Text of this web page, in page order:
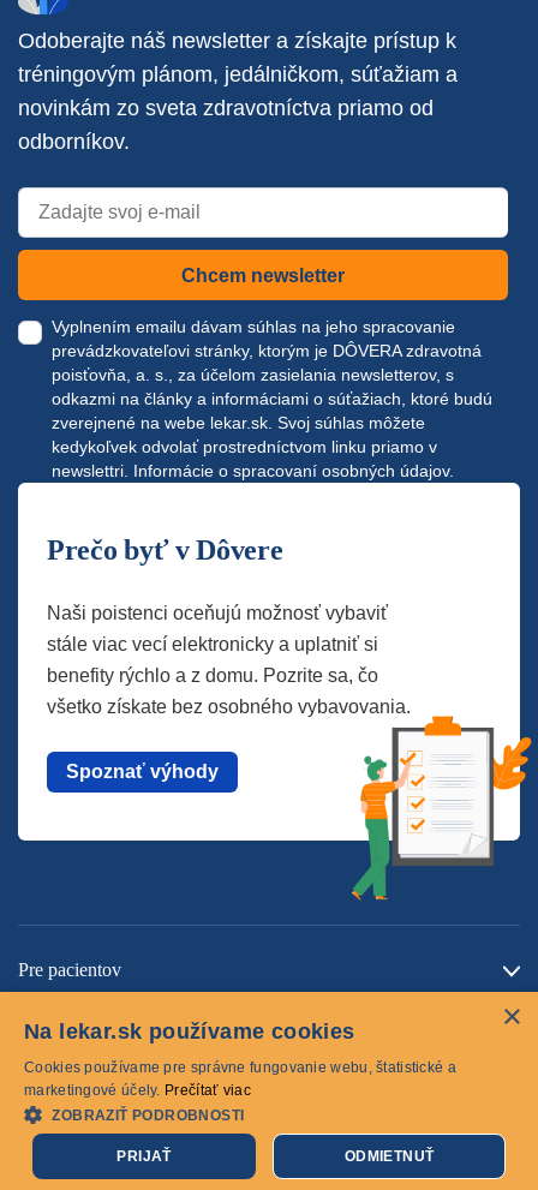
Odoberajte náš newsletter a získajte prístup k
tréningovým plánom, jedálničkom, súťažiam a
novinkám zo sveta zdravotníctva priamo od
odborníkov.
Chcem newsletter
Vyplnením emailu dávam súhlas na jeho spracovanie
prevádzkovateľovi stránky, ktorým je DÔVERA zdravotná
poisťovňa, a. s., za účelom zasielania newsletterov, s
odkazmi na články a informáciami o súťažiach, ktoré budú
zverejnené na webe lekar.sk. Svoj súhlas môžete
kedykoľvek odvolať prostredníctvom linku priamo v
newslettri. Informácie o spracovaní osobných údajov.
Prečo byť v Dôvere
Naši poistenci oceňujú možnosť vybaviť
stále viac vecí elektronicky a uplatniť si
benefity rýchlo a z domu. Pozrite sa, čo
všetko získate bez osobného vybavovania.
Spoznať výhody
Pre pacientov
© 2026 lekar.sk Všetky práva vyhradené
Cookies
×
Na lekar.sk používame cookies
Cookies používame pre správne fungovanie webu, štatistické a
marketingové účely. Prečítať viac
ZOBRAZIŤ PODROBNOSTI
PRIJAŤ ODMIETNUŤ